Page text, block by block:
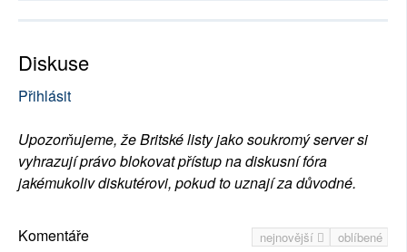
Diskuse
Přihlásit
Upozorňujeme, že Britské listy jako soukromý server si
vyhrazují právo blokovat přístup na diskusní fóra
jakémukoliv diskutérovi, pokud to uznají za důvodné.
nejnovější oblíbené
Komentáře